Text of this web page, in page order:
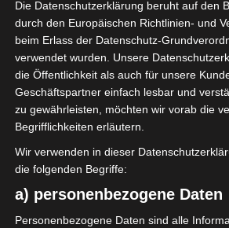
Ligue 1 Pro
2025/2026 – 11.
Spieltag
22. Oktober 2025
11. Spieltag 2025/2026
Die Datenschutzerklärung beruht auf den
durch den Europäischen Richtlinien- und
beim Erlass der Datenschutz-
verwendet wurden. Unsere
die Öffentlichkeit als auch für unsere
Geschäftspartner einfach lesbar und
zu gewährleisten, möchten wir vorab die
Begrifflichkeiten erläutern.
Wir verwenden in dieser
die folgenden Begriffe:
a) personenbezogene Daten
Personenbezogene Daten sind alle